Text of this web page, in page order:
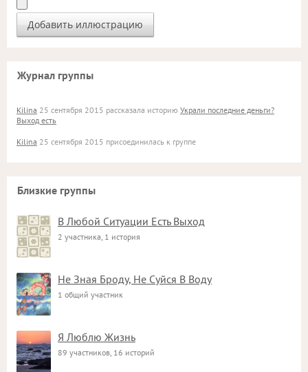
Журнал группы
Kilina 25 сентября 2015 рассказала историю Украли последние деньги?
Выход есть
Kilina 25 сентября 2015 присоединилась к группе
Близкие группы
В Любой Ситуации Есть Выход
2 участника, 1 история
Не Зная Броду, Не Суйся В Воду
1 общий участник
Я Люблю Жизнь
89 участников, 16 историй